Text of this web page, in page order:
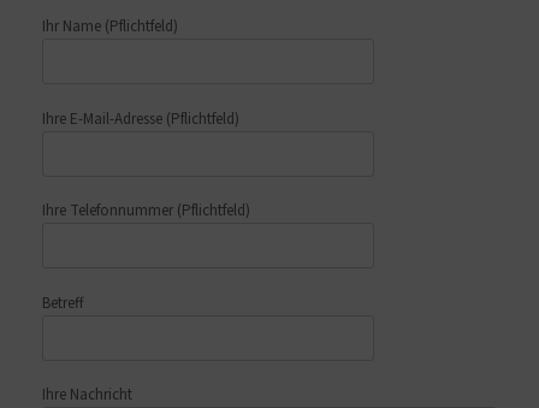
Ihr Name (Pflichtfeld)
Ihre E-Mail-Adresse (Pflichtfeld)
Ihre Telefonnummer (Pflichtfeld)
Betreff
Ihre Nachricht